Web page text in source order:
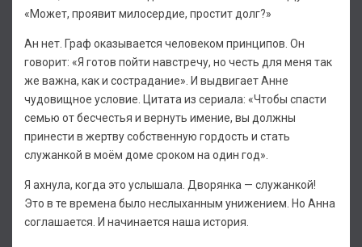
«Может, проявит милосердие, простит долг?»
Ан нет. Граф оказывается человеком принципов. Он
говорит: «Я готов пойти навстречу, но честь для меня так
же важна, как и сострадание». И выдвигает Анне
чудовищное условие. Цитата из сериала: «Чтобы спасти
семью от бесчестья и вернуть имение, вы должны
принести в жертву собственную гордость и стать
служанкой в моём доме сроком на один год».
Я ахнула, когда это услышала. Дворянка — служанкой!
Это в те времена было неслыханным унижением. Но Анна
соглашается. И начинается наша история.